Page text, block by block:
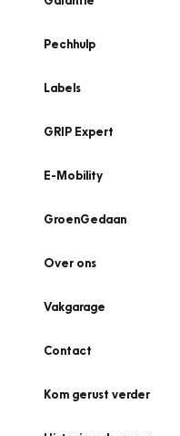
Pechhulp
Labels
GRIP Expert
E-Mobility
GroenGedaan
Over ons
Vakgarage
Contact
Kom gerust verder